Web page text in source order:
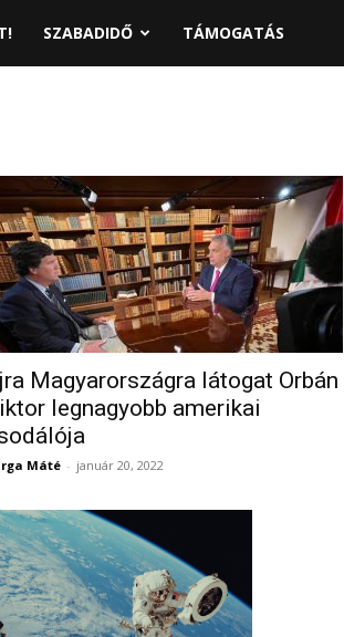
SZABADIDŐ TÁMOGATÁS
Magyarországra látogat Orbán
legnagyobb amerikai
Máté - január 20, 2022